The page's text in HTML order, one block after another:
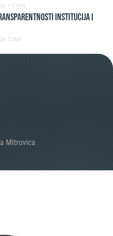
< 1 min
institucija i
2 min
Mitrovica